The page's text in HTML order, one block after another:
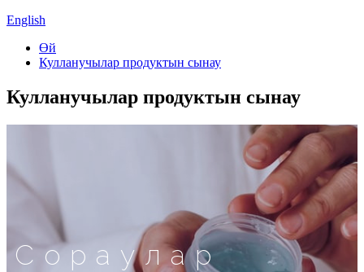
English
Өй
Кулланучылар продуктын сынау
Кулланучылар продуктын сынау
Сораулар